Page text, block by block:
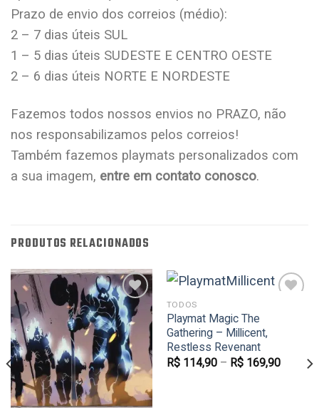
Prazo de envio dos correios (médio):
2 – 7 dias úteis SUL
1 – 5 dias úteis SUDESTE E CENTRO OESTE
2 – 6 dias úteis NORTE E NORDESTE
Fazemos todos nossos envios no PRAZO, não
nos responsabilizamos pelos correios!
Também fazemos playmats personalizados com
a sua imagem, entre em contato conosco.
PRODUTOS RELACIONADOS
Favoritar Favoritar
TODOS
Playmat Magic The
Gathering – Millicent,
Restless Revenant
R$114,90– R$169,90